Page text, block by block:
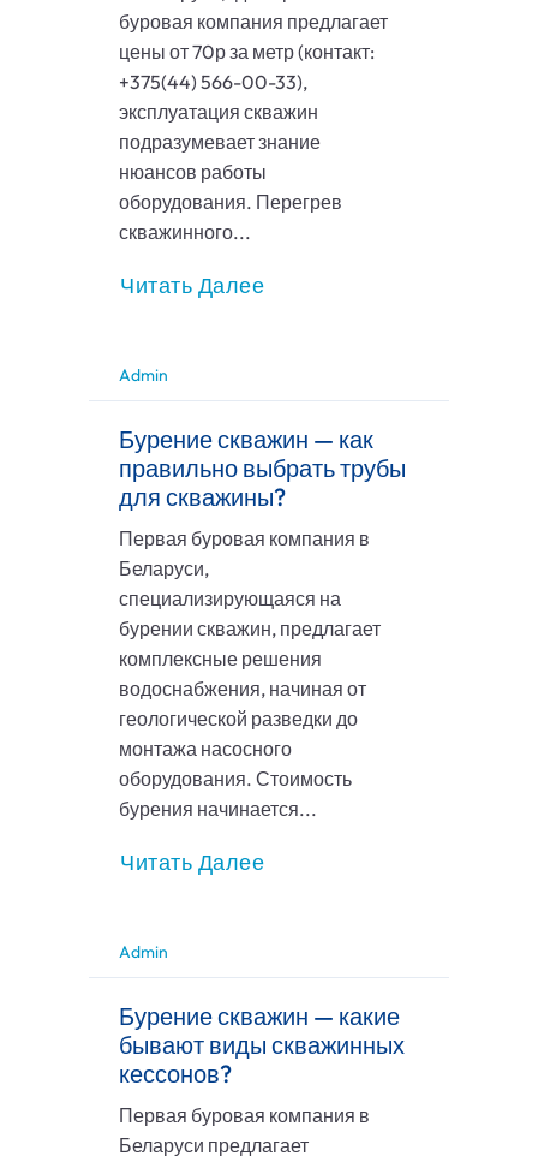
буровая компания предлагает
цены от 70р за метр (контакт:
+375(44) 566-00-33),
эксплуатация скважин
подразумевает знание
нюансов работы
оборудования. Перегрев
скважинного...
Читать Далее
Admin
Бурение скважин — как
правильно выбрать трубы
для скважины?
Первая буровая компания в
Беларуси,
специализирующаяся на
бурении скважин, предлагает
комплексные решения
водоснабжения, начиная от
геологической разведки до
монтажа насосного
оборудования. Стоимость
бурения начинается...
Читать Далее
Admin
Бурение скважин — какие
бывают виды скважинных
кессонов?
Первая буровая компания в
Беларуси предлагает